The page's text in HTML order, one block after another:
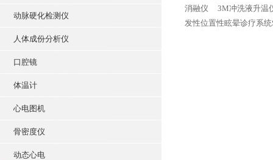
动脉硬化检测仪
人体成份分析仪
口腔镜
体温计
心电图机
骨密度仪
动态心电
消融仪
3M冲洗液升温
发性位置性眩晕诊疗系统